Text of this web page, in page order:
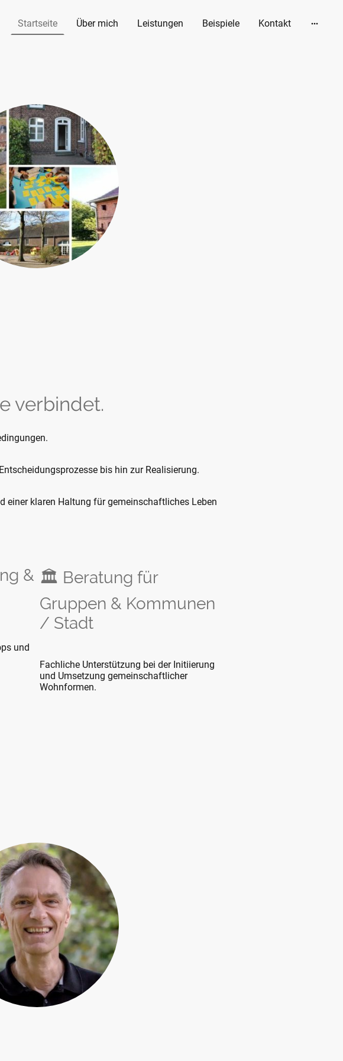
Startseite Über mich Leistungen Beispiele Kontakt
verbindet.
bis hin zur Realisierung.
einer klaren Haltung für gemeinschaftliches Leben
&
und
🏛️ Beratung für
Gruppen & Kommunen
/ Stadt
Fachliche Unterstützung bei der Initiierung
und Umsetzung gemeinschaftlicher
Wohnformen.